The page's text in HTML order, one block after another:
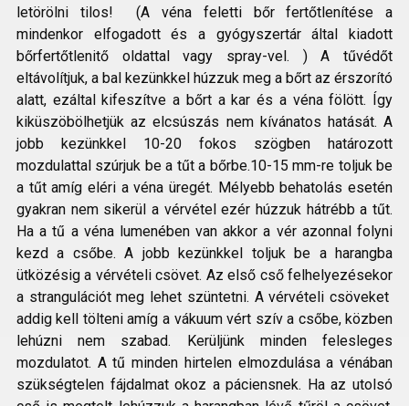
letörölni tilos! (A véna feletti bőr fertőtlenítése a
mindenkor elfogadott és a gyógyszertár által kiadott
bőrfertőtlenitő oldattal vagy spray-vel. ) A tűvédőt
eltávolítjuk, a bal kezünkkel húzzuk meg a bőrt az érszorító
alatt, ezáltal kifeszítve a bőrt a kar és a véna fölött. Így
kiküszöbölhetjük az elcsúszás nem kívánatos hatását. A
jobb kezünkkel 10-20 fokos szögben határozott
mozdulattal szúrjuk be a tűt a bőrbe.10-15 mm-re toljuk be
a tűt amíg eléri a véna üregét. Mélyebb behatolás esetén
gyakran nem sikerül a vérvétel ezér húzzuk hátrébb a tűt.
Ha a tű a véna lumenében van akkor a vér azonnal folyni
kezd a csőbe. A jobb kezünkkel toljuk be a harangba
ütközésig a vérvételi csövet. Az első cső felhelyezésekor
a strangulációt meg lehet szüntetni. A vérvételi csöveket
addig kell tölteni amíg a vákuum vért szív a csőbe, közben
lehúzni nem szabad. Kerüljünk minden felesleges
mozdulatot. A tű minden hirtelen elmozdulása a vénában
szükségtelen fájdalmat okoz a páciensnek. Ha az utolsó